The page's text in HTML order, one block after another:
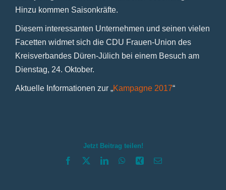
Hinzu kommen Saisonkräfte.
Diesem interessanten Unternehmen und seinen vielen
Facetten widmet sich die CDU Frauen-Union des
Kreisverbandes Düren-Jülich bei einem Besuch am
Dienstag, 24. Oktober.
Aktuelle Informationen zur „Kampagne 2017“
Jetzt Beitrag teilen!
Facebook LinkedInWhatsApp
Xing E-